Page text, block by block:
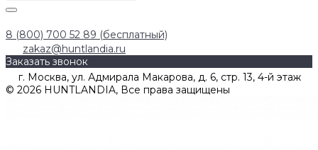
8 (800) 700 52 89 (бесплатный)
zakaz@huntlandia.ru
Заказать звонок
г. Москва, ул. Адмирала Макарова, д. 6, стр. 13, 4-й этаж
© 2026 HUNTLANDIA, Все права защищены